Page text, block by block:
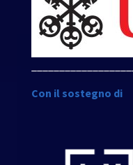
Con il sostegno di